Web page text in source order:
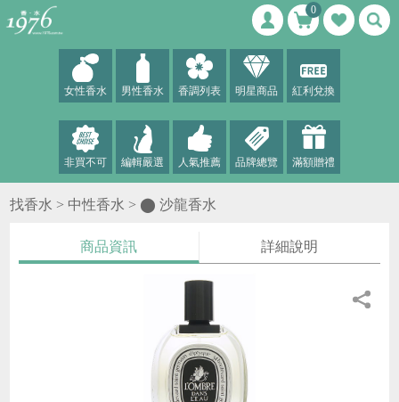
0
女性香水 男性香水 香調列表 明星商品 紅利兌換
非買不可 編輯嚴選 人氣推薦 品牌總覽 滿額贈禮
找香水 > 中性香水 > ⬤ 沙龍香水
商品資訊 詳細說明